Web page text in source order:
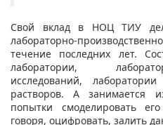
Свой вклад в НОЦ ТИУ
лабораторно-
течение последних лет.
лаборатории,
исследований,
растворов. А занимается
попытки смоделировать
говоря, оцифровать, залить